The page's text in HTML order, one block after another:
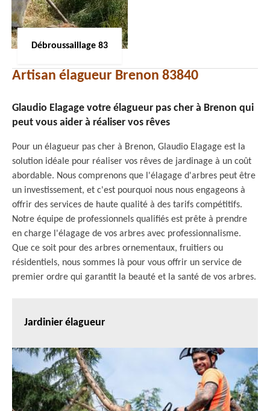
Débroussaillage 83
Artisan élagueur Brenon 83840
Glaudio Elagage votre élagueur pas cher à Brenon qui
peut vous aider à réaliser vos rêves
Pour un élagueur pas cher à Brenon, Glaudio Elagage est la
solution idéale pour réaliser vos rêves de jardinage à un coût
abordable. Nous comprenons que l'élagage d'arbres peut être
un investissement, et c'est pourquoi nous nous engageons à
offrir des services de haute qualité à des tarifs compétitifs.
Notre équipe de professionnels qualifiés est prête à prendre
en charge l'élagage de vos arbres avec professionnalisme.
Que ce soit pour des arbres ornementaux, fruitiers ou
résidentiels, nous sommes là pour vous offrir un service de
premier ordre qui garantit la beauté et la santé de vos arbres.
Jardinier élagueur